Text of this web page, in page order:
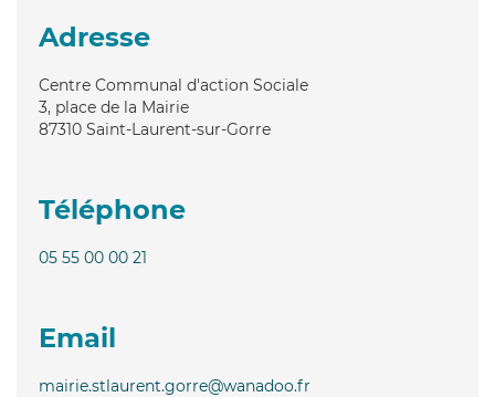
Adresse
Centre Communal d'action Sociale
3, place de la Mairie
87310 Saint-Laurent-sur-Gorre
Téléphone
05 55 00 00 21
Email
mairie.stlaurent.gorre@wanadoo.fr